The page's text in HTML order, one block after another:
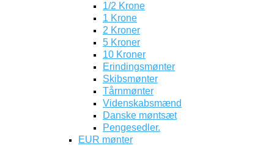
1/2 Krone
1 Krone
2 Kroner
5 Kroner
10 Kroner
Erindingsmønter
Skibsmønter
Tårnmønter
Videnskabsmænd
Danske møntsæt
Pengesedler.
EUR mønter